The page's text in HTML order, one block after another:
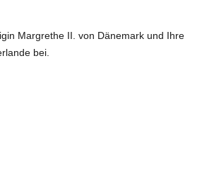
Margrethe II. von Dänemark und Ihre
bei.